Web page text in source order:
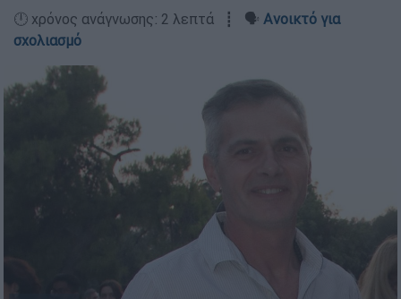
🕛 χρόνος ανάγνωσης: 2 λεπτά ┋ 🗣️ Ανοικτό για
σχολιασμό